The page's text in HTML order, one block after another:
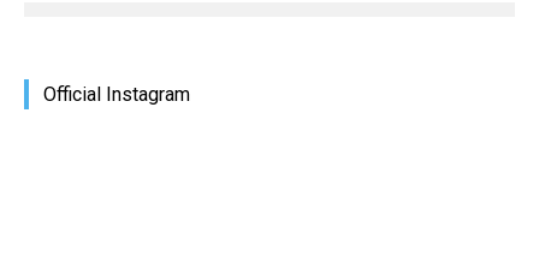
Official Instagram